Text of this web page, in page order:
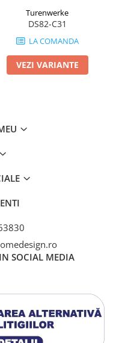
Turenwerke
DS82-C31
LA COMANDA
VEZI VARIANTE
SOCIAL MEDIA